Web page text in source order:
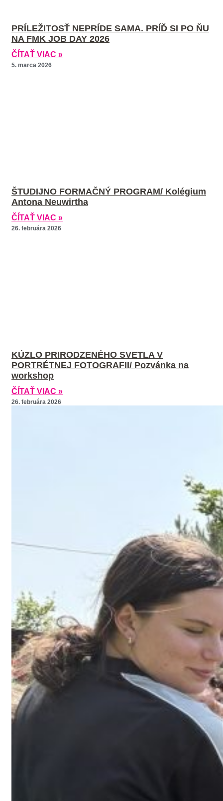
PRÍLEŽITOSŤ NEPRÍDE SAMA. PRÍĎ SI PO ŇU
NA FMK JOB DAY 2026
ČÍTAŤ VIAC »
5. marca 2026
ŠTUDIJNO FORMAČNÝ PROGRAM/ Kolégium
Antona Neuwirtha
ČÍTAŤ VIAC »
26. februára 2026
KÚZLO PRIRODZENÉHO SVETLA V
PORTRÉTNEJ FOTOGRAFII/ Pozvánka na
workshop
ČÍTAŤ VIAC »
26. februára 2026